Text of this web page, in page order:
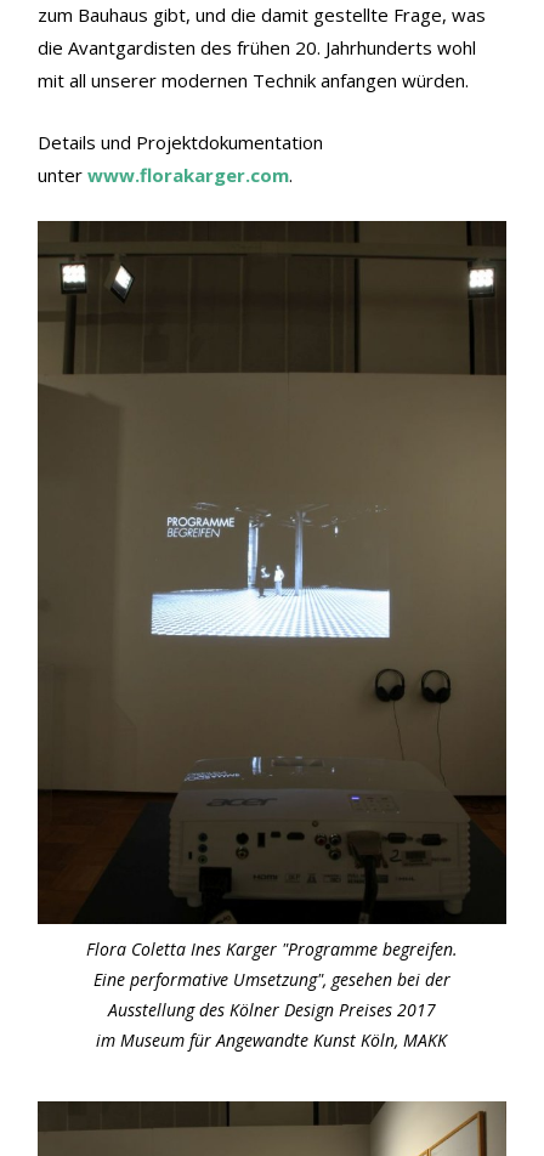
zum Bauhaus gibt, und die damit gestellte Frage, was
die Avantgardisten des frühen 20. Jahrhunderts wohl
mit all unserer modernen Technik anfangen würden.
Details und Projektdokumentation
unter www.florakarger.com.
Flora Coletta Ines Karger "Programme begreifen.
Eine performative Umsetzung", gesehen bei der
Ausstellung des Kölner Design Preises 2017
im Museum für Angewandte Kunst Köln, MAKK